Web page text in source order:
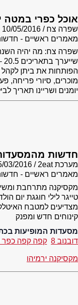
אוכל כפרי במטה
שפרה צח
10/05/2016
מאמרים ראשיים -
שפרה צח: מה יהיה
הפותחות את ביתן
מוכרים, סיורי פריחה,
יומנים ושריינו תאריך
חדשות
מערכת 2eat
03/2016
מאמרים ראשיים -
מקסיקנה מתרחבת
קינוחים חדש ומפנק
מסעדות המופיעות
דובנוב 8
קפה קפה כפר
מקסיקנה ירמיהו